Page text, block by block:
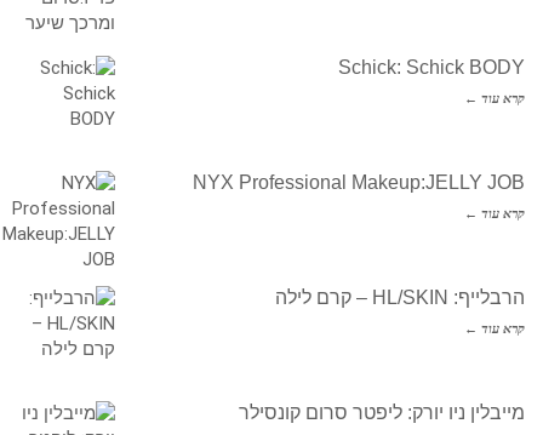
Schick: Schick BODY
קרא עוד ←
NYX Professional Makeup:JELLY JOB
קרא עוד ←
הרבלייף: HL/SKIN – קרם לילה
קרא עוד ←
מייבלין ניו יורק: ליפטר סרום קונסילר